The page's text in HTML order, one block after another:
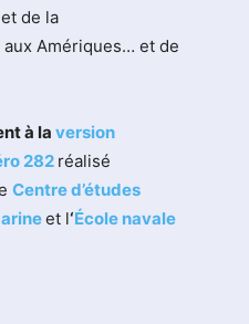
et de la
aux Amériques… et de
à la version
282 réalisé
Centre d’études
et l‘École navale